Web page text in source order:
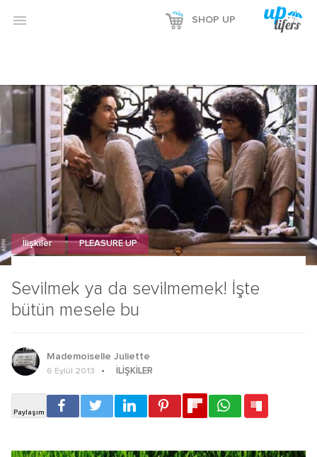
 SHOP UP
Sevilmek ya da sevilmemek! İşte
bütün mesele bu
İlişkiler PLEASURE UP
Mademoiselle Juliette
6 Eylül 2013 İLIŞKILER